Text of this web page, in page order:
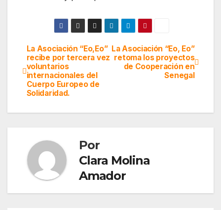
Navegación
de
entradas
La Asociación “Eo, Eo”
retoma los proyectos
de Cooperación en
Senegal
La Asociación “Eo,Eo”
recibe por tercera vez
voluntarios
internacionales del
Cuerpo Europeo de
Solidaridad.
Por
Clara Molina
Amador